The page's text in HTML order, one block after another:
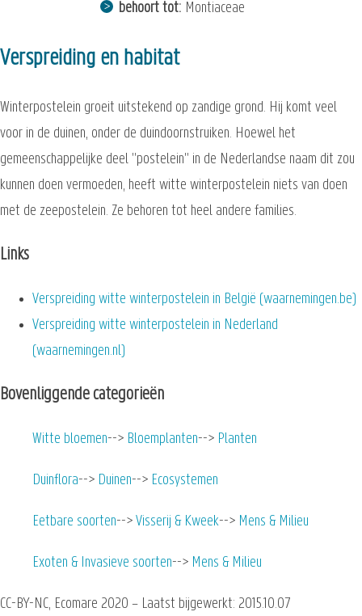
behoort tot Montiaceae
Verspreiding en habitat
Winterpostelein groeit uitstekend op zandige grond. Hij komt veel
voor in de duinen, onder de duindoornstruiken. Hoewel het
gemeenschappelijke deel "postelein" in de Nederlandse naam dit zou
kunnen doen vermoeden, heeft witte winterpostelein niets van doen
met de zeepostelein. Ze behoren tot heel andere families.
Links
Verspreiding witte winterpostelein in België (waarnemingen.be)
Verspreiding witte winterpostelein in Nederland
(waarnemingen.nl)
Bovenliggende categorieën
Witte bloemen Bloemplanten Planten
Duinflora Duinen Ecosystemen
Eetbare soorten Visserij & Kweek Mens & Milieu
Exoten & Invasieve soorten Mens & Milieu
CC-BY-NC, Ecomare 2020 – Laatst bijgewerkt: 2015.10.07